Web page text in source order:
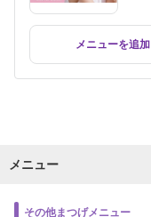
メニューを追加
メニュー
その他まつげメニュー